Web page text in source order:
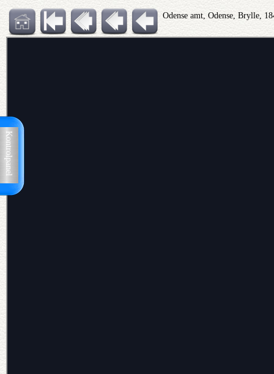
Kontrolpanel
Odense amt, Odense, Brylle,